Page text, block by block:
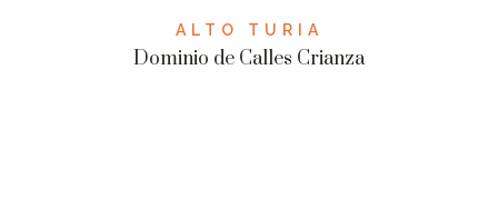
ALTO TURIA
Dominio de Calles Crianza